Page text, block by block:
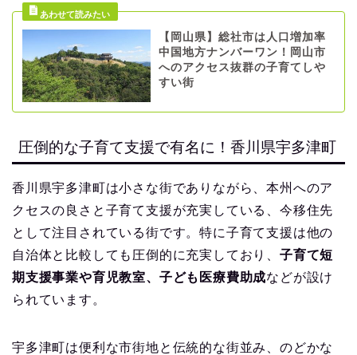
【岡山県】総社市は人口増加率
中国地方ナンバーワン！岡山市
へのアクセス抜群の子育てしや
すい街
圧倒的な子育て支援で有名に！香川県宇多津町
香川県宇多津町は小さな街でありながら、本州へのア
クセスの良さと子育て支援が充実している、今移住先
として注目されている街です。特に子育て支援は他の
自治体と比較しても圧倒的に充実しており、 子育て短
期支援事業や育児教室、子ども医療費助成などが設け
られています。
宇多津町は便利な市街地と伝統的な街並み、のどかな